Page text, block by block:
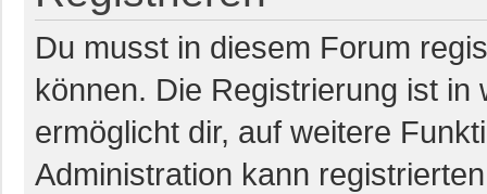
Du musst in diesem Forum
können. Die Registrierung ist in
ermöglicht dir, auf weitere
Administration kann